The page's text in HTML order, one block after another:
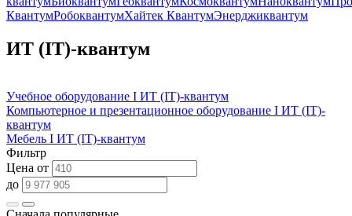
КвантумРобоквантумХайтек КвантумЭнерджиквантум
ИТ (IT)-квантум
Учебное оборудование I ИТ (IT)-квантум
Компьютерное и презентационное оборудование I ИТ (IT)-
квантум
Мебель I ИТ (IT)-квантум
Фильтр
Цена от
до